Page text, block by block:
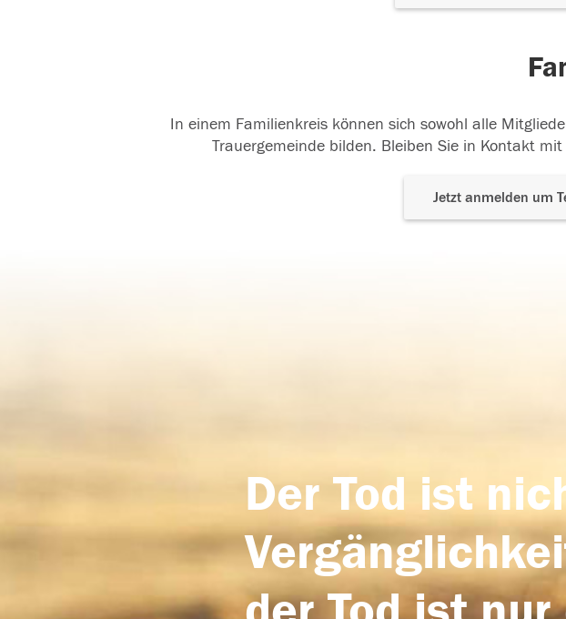
In einem Familienkreis können sich sowohl alle
Trauergemeinde bilden. Bleiben Sie in Kontakt
Jetzt anmelden um
Der Tod ist